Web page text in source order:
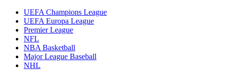
UEFA Champions League
UEFA Europa League
Premier League
NFL
NBA Basketball
Major League Baseball
NHL